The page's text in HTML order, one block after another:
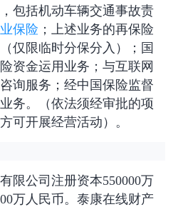
包括机动车辆交通事故责
保险 ；上述业务的再保险
仅限临时分保分入）；国
资金运用业务；与互联网
询服务；经中国保险监督
务。（依法须经审批的项
可开展经营活动）。
限公司注册资本550000万
万人民币。泰康在线财产